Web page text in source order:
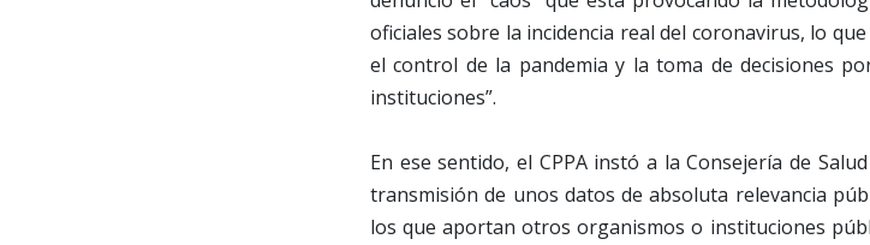
oficiales sobre la incidencia real del coronavirus, lo
el control de la pandemia y la toma de decisiones
instituciones”.
En ese sentido, el CPPA instó a la Consejería de
transmisión de unos datos de absoluta relevancia
los que aportan otros organismos o instituciones